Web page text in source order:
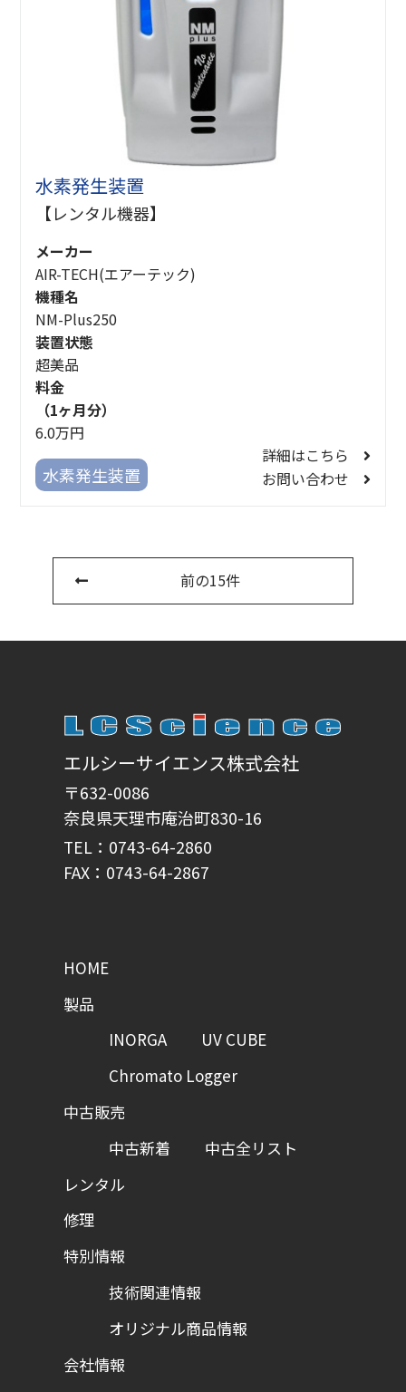
水素発生装置
水素発生装置
【レンタル機器】
メーカー
AIR-TECH(エアーテック)
機種名
NM-Plus250
装置状態
超美品
料金
（1ヶ月分）
6.0万円
詳細はこちら
お問い合わせ
前の15件
エルシーサイエンス株式会社
〒632-0086
奈良県天理市庵治町830-16
TEL：0743-64-2860
FAX：0743-64-2867
HOME
製品
INORGA
UV CUBE
Chromato Logger
中古販売
中古新着
中古全リスト
レンタル
修理
特別情報
技術関連情報
オリジナル商品情報
会社情報